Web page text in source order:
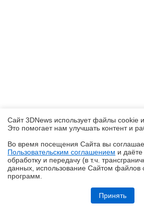
Обзор HONOR MagicPad 4: самый изящный
Сайт 3DNews использует файлы cookie
Это помогает нам улучшать контент и
Во время посещения Cайта вы
Пользовательским соглашением и
обработку и передачу (в т.ч.
данных, использование Cайтом файлов
программ.
Принять